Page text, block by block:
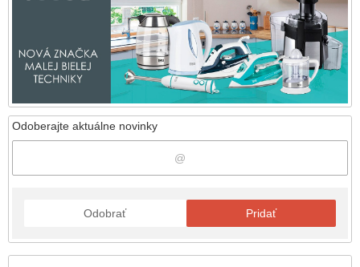
Odoberajte aktuálne novinky
Odobrať Pridať